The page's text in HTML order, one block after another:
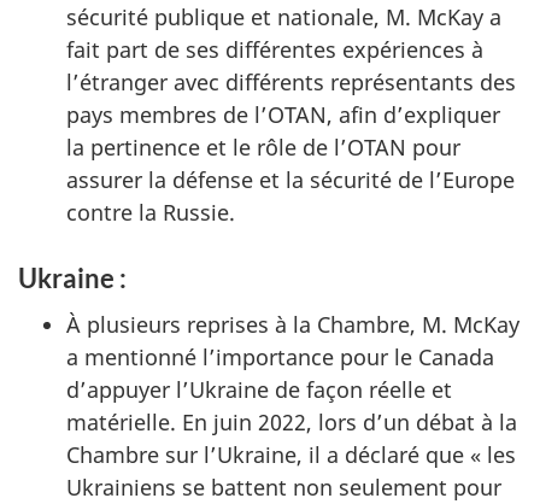
sécurité publique et nationale, M. McKay a
fait part de ses différentes expériences à
l’étranger avec différents représentants des
pays membres de l’OTAN, afin d’expliquer
la pertinence et le rôle de l’OTAN pour
assurer la défense et la sécurité de l’Europe
contre la Russie.
Ukraine :
À plusieurs reprises à la Chambre, M. McKay
a mentionné l’importance pour le Canada
d’appuyer l’Ukraine de façon réelle et
matérielle. En juin 2022, lors d’un débat à la
Chambre sur l’Ukraine, il a déclaré que « les
Ukrainiens se battent non seulement pour